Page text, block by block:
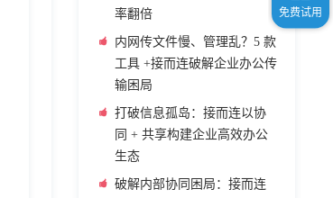
率翻倍
内网传文件慢、管理乱？5 款
工具 +接而连破解企业办公传
输困局
打破信息孤岛：接而连以协
同 + 共享构建企业高效办公
生态
破解内部协同困局：接而连